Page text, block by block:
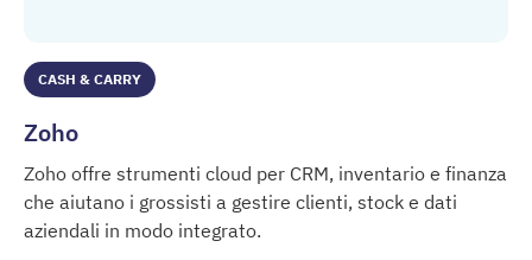
CASH & CARRY
Zoho
Zoho offre strumenti cloud per CRM, inventario e finanza
che aiutano i grossisti a gestire clienti, stock e dati
aziendali in modo integrato.